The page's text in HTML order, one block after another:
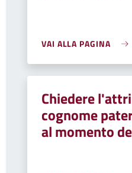
VAI ALLA PAGINA
Chiedere
cognome
al momento